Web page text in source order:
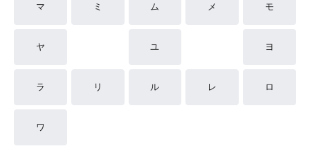
マ ミ ム メ モ
ヤ ユ ヨ
ラ リ ル レ ロ
ワ